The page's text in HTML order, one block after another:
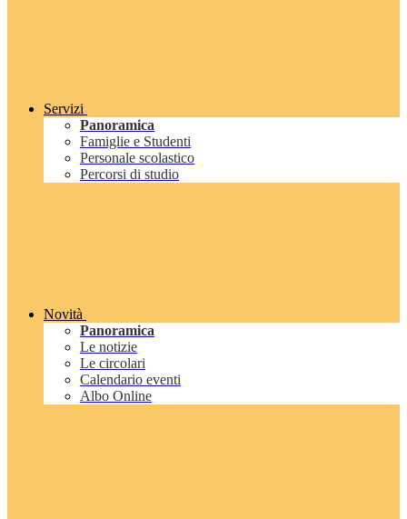
Servizi
Panoramica
Famiglie e Studenti
Personale scolastico
Percorsi di studio
Novità
Panoramica
Le notizie
Le circolari
Calendario eventi
Albo Online